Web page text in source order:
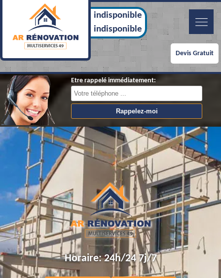
indisponible
indisponible
Devis Gratuit
Etre rappelé immédiatement:
Horaire: 24h/24 7j/7